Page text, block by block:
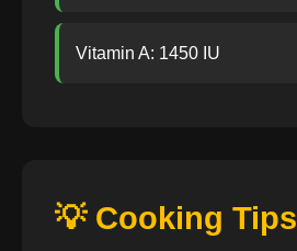
Vitamin A: 1450 IU
💡 Cooking Tips